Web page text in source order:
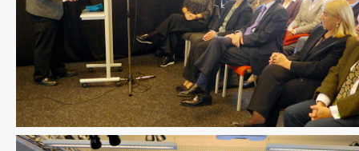
CDU Slider 10